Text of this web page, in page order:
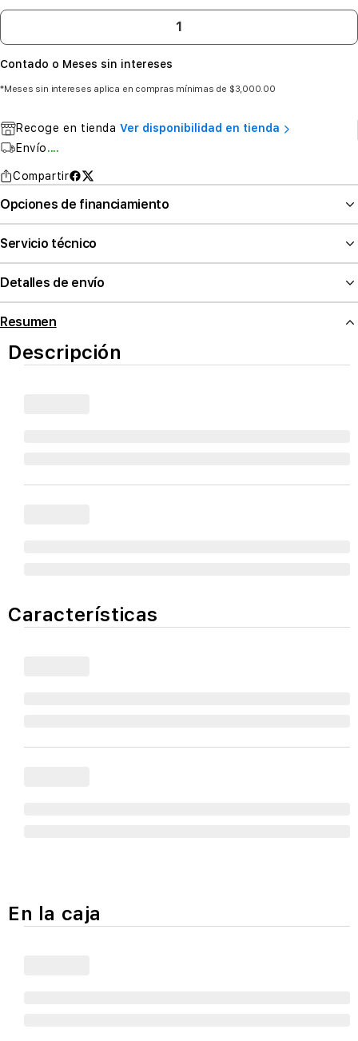
Contado o Meses sin intereses
*Meses sin intereses aplica en compras mínimas de $3,000.00
Recoge en tienda Ver disponibilidad en tienda
Envío....
Compartir
Opciones de financiamiento
Servicio técnico
Detalles de envío
Resumen
Descripción
Características
En la caja